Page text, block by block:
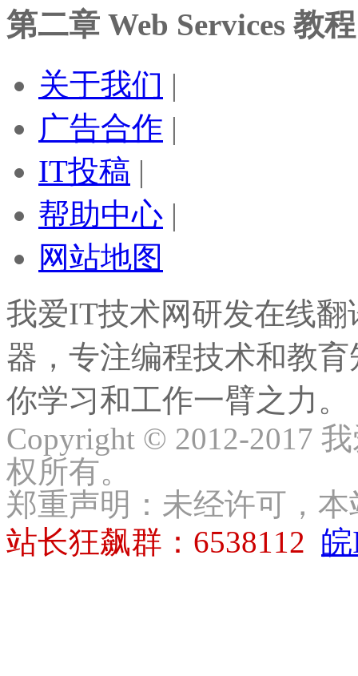
第二章 Web Services 教
关于我们 |
广告合作 |
IT投稿 |
帮助中心 |
网站地图
我爱IT技术网研发在线
器，专注编程技术和教
你学习和工作一臂之力。
Copyright © 2012-2017
权所有。
郑重声明：未经许可，
站长狂飙群：6538112